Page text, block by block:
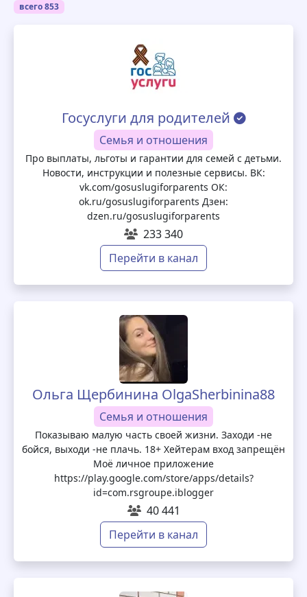
всего 853
Госуслуги для родителей
Семья и отношения
Про выплаты, льготы и гарантии для семей с детьми.
Новости, инструкции и полезные сервисы. ВК:
vk.com/gosuslugiforparents ОК:
ok.ru/gosuslugiforparents Дзен:
dzen.ru/gosuslugiforparents
233 340
Перейти в канал
Ольга Щербинина OlgaSherbinina88
Семья и отношения
Показываю малую часть своей жизни. Заходи -не
бойся, выходи -не плачь. 18+ Хейтерам вход запрещён
Моё личное приложение
https://play.google.com/store/apps/details?
id=com.rsgroupe.iblogger
40 441
Перейти в канал